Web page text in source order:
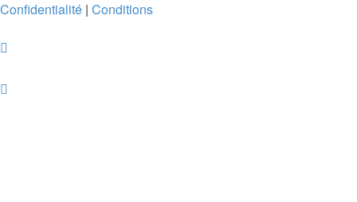
Confidentialité | Conditions